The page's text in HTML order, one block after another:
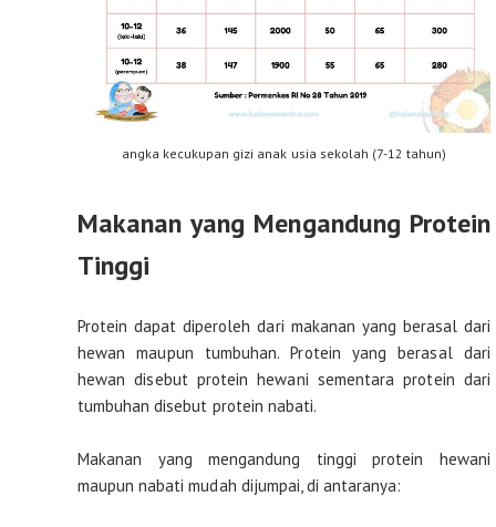
angka kecukupan gizi anak usia sekolah (7-12 tahun)
Makanan yang Mengandung Protein
Tinggi
Protein dapat diperoleh dari makanan yang berasal dari
hewan maupun tumbuhan. Protein yang berasal dari
hewan disebut protein hewani sementara protein dari
tumbuhan disebut protein nabati.
Makanan yang mengandung tinggi protein hewani
maupun nabati mudah dijumpai, di antaranya: